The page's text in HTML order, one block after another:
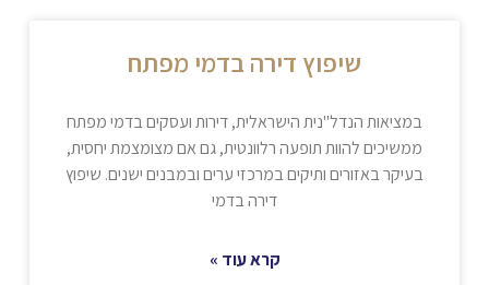
שיפוץ דירה בדמי מפתח
במציאות הנדל"נית הישראלית, דירות ועסקים בדמי מפתח
ממשיכים להוות תופעה רלוונטית, גם אם מצומצמת יחסית,
בעיקר באזורים ותיקים במרכזי ערים ובמבנים ישנים. שיפוץ
דירה בדמי
קרא עוד »